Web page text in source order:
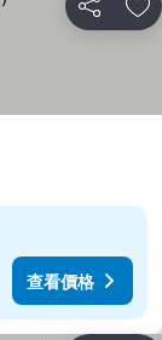
分享 加
查看價格